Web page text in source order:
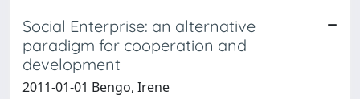
Social Enterprise: an alternative
paradigm for cooperation and
development
2011-01-01 Bengo, Irene